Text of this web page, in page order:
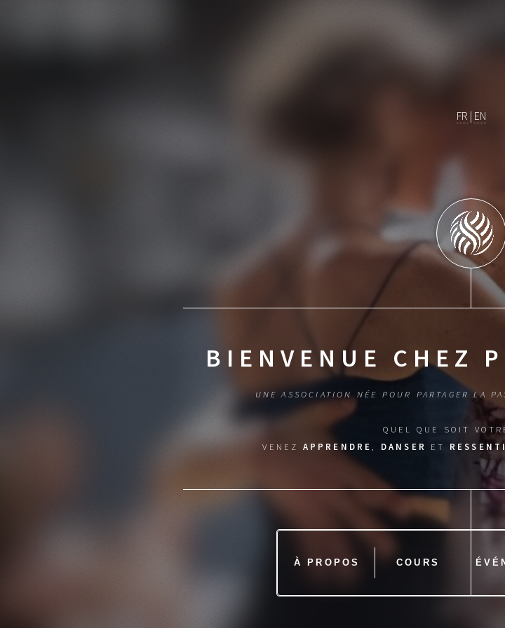
FR | EN
BIENVENUE CHEZ
UNE ASSOCIATION NÉE POUR PARTAGER LA
QUEL QUE SOIT
VENEZ APPRENDRE DANSER ET
À PROPOS COURS